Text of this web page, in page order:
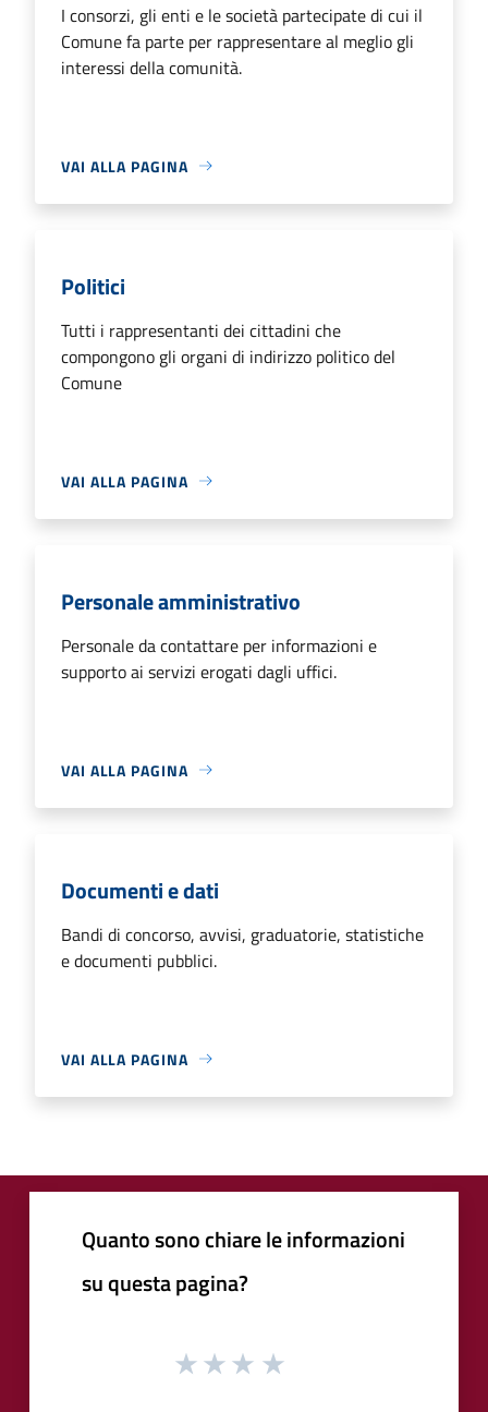
I consorzi, gli enti e le società partecipate di cui il
Comune fa parte per rappresentare al meglio gli
interessi della comunità.
VAI ALLA PAGINA
Politici
Tutti i rappresentanti dei cittadini che
compongono gli organi di indirizzo politico del
Comune
VAI ALLA PAGINA
Personale amministrativo
Personale da contattare per informazioni e
supporto ai servizi erogati dagli uffici.
VAI ALLA PAGINA
Documenti e dati
Bandi di concorso, avvisi, graduatorie, statistiche
e documenti pubblici.
VAI ALLA PAGINA
Quanto sono chiare le informazioni
su questa pagina?